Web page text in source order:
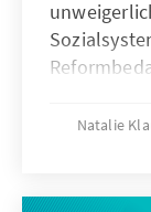
bleibt.
Natalie